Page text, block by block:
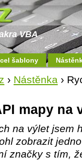
VBA
šablony
› Nástěnka ›
mapy na
na výlet jsem
zobrazit
značky s tím,